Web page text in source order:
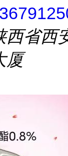
西省西
厦